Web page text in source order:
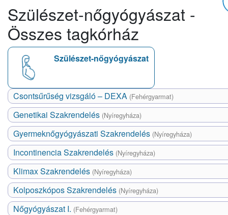
Szülészet-nőgyógyászat -
Összes tagkórház
Szülészet-nőgyógyászat
Csontsűrűség vizsgáló – DEXA (Fehérgyarmat)
Genetikai Szakrendelés (Nyíregyháza)
Gyermeknőgyógyászati Szakrendelés (Nyíregyháza)
Incontinencia Szakrendelés (Nyíregyháza)
Klimax Szakrendelés (Nyíregyháza)
Kolposzkópos Szakrendelés (Nyíregyháza)
Nőgyógyászat I. (Fehérgyarmat)